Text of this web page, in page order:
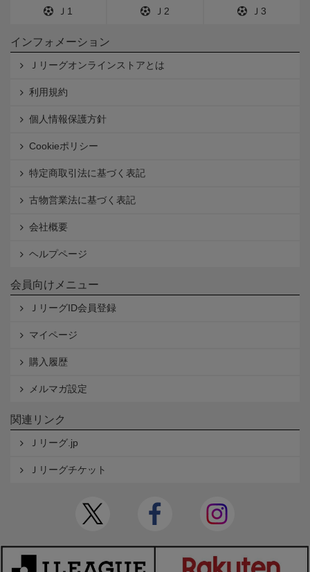
Ｊ1 Ｊ2 Ｊ3
インフォメーション
Ｊリーグオンラインストアとは
利用規約
個人情報保護方針
Cookieポリシー
特定商取引法に基づく表記
古物営業法に基づく表記
会社概要
ヘルプページ
会員向けメニュー
ＪリーグID会員登録
マイページ
購入履歴
メルマガ設定
関連リンク
Ｊリーグ.jp
Ｊリーグチケット